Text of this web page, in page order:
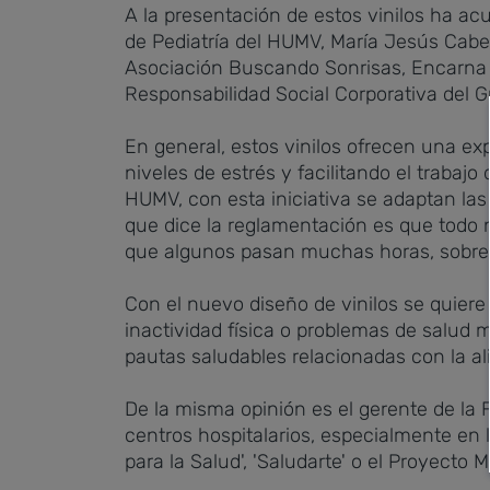
A la presentación de estos vinilos ha
de Pediatría del HUMV, María Jesús
Asociación Buscando Sonrisas,
Responsabilidad Social Corporativa del
En general, estos vinilos ofrecen una
niveles de estrés y facilitando el trabajo
HUMV, con esta iniciativa se adaptan
que dice la reglamentación es que
que algunos pasan muchas horas,
Con el nuevo diseño de vinilos se
inactividad física o problemas de salud
pautas saludables relacionadas con la
De la misma opinión es el gerente de la
centros hospitalarios, especialmente
para la Salud', 'Saludarte' o el Proyecto